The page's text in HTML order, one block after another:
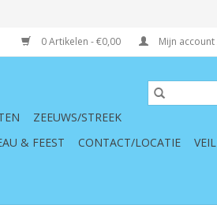
0 Artikelen - €0,00 Mijn
ZEEUWS/STREEK
& FEEST CONTACT/LOCATIE